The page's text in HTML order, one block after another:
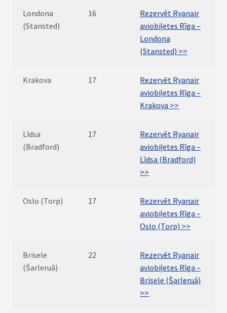
Londona
(Stansted)
16
Rezervēt Ryanair
aviobiļetes Rīga –
Londona
(Stansted) >>
Krakova 17
Rezervēt Ryanair
aviobiļetes Rīga –
Krakova >>
Līdsa
(Bradford)
17
Rezervēt Ryanair
aviobiļetes Rīga –
Līdsa (Bradford)
>>
Oslo (Torp) 17
Rezervēt Ryanair
aviobiļetes Rīga –
Oslo (Torp) >>
Brisele
(Šarleruā)
22
Rezervēt Ryanair
aviobiļetes Rīga –
Brisele (Šarleruā)
>>